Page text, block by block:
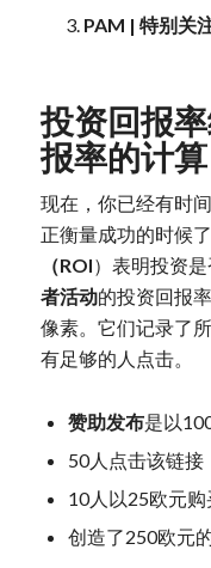
PAM | 特别关
投资回报
报率的计算
现在，你已经有时
正衡量成功的时候
（ROI）表明投资
者活动的投资回报
像素。它们记录了
有足够的人点击。
赞助发布是以
50人点击该链接
10人以25欧元购
创造了250欧元